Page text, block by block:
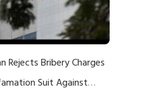
Rejects Bribery Charges
Suit Against